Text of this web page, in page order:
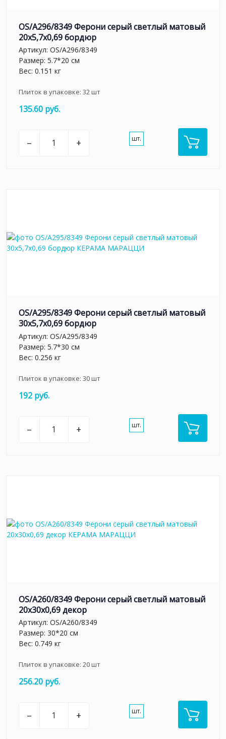
OS/A296/8349 Ферони серый светлый матовый
20x5,7x0,69 бордюр
Артикул: OS/A296/8349
Размер: 5.7*20 см
Вес: 0.151 кг
Плиток в упаковке: 32шт
135.60 руб.
– + шт.
OS/A295/8349 Ферони серый светлый матовый
30x5,7x0,69 бордюр
Артикул: OS/A295/8349
Размер: 5.7*30 см
Вес: 0.256 кг
Плиток в упаковке: 30шт
192 руб.
– + шт.
OS/A260/8349 Ферони серый светлый матовый
20x30x0,69 декор
Артикул: OS/A260/8349
Размер: 30*20 см
Вес: 0.749 кг
Плиток в упаковке: 20шт
256.20 руб.
– + шт.